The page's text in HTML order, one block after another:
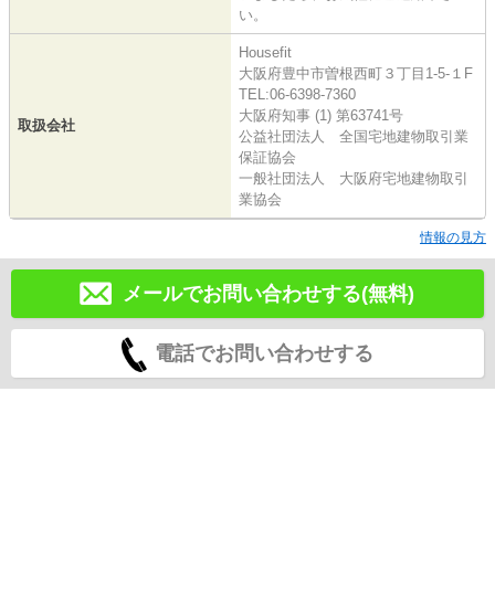
い。
取扱会社
Housefit
大阪府豊中市曽根西町３丁目1-5-１F
TEL:06-6398-7360
大阪府知事 (1) 第63741号
公益社団法人 全国宅地建物取引業
保証協会
一般社団法人 大阪府宅地建物取引
業協会
情報の見方
メールでお問い合わせする(無料)
電話でお問い合わせする